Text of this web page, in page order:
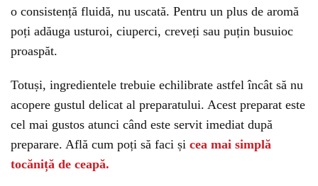
o consistență fluidă, nu uscată. Pentru un plus de aromă
poți adăuga usturoi, ciuperci, creveți sau puțin busuioc
proaspăt.
Totuși, ingredientele trebuie echilibrate astfel încât să nu
acopere gustul delicat al preparatului. Acest preparat este
cel mai gustos atunci când este servit imediat după
preparare. Află cum poți să faci și cea mai simplă
tocăniță de ceapă.